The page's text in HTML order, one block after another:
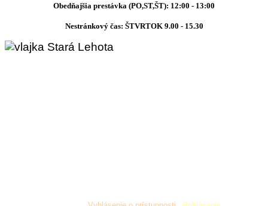
Obedňajšia prestávka (PO,ST,ŠT): 12:00 - 13:00
Nestránkový čas: ŠTVRTOK 9.00 - 15.30